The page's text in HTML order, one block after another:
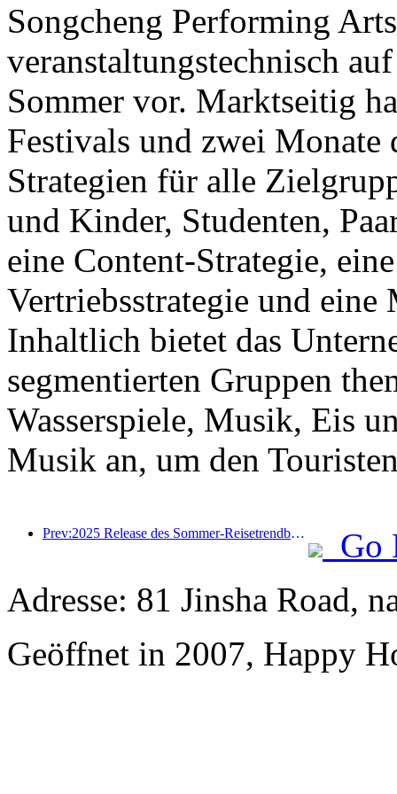
Songcheng Performing
veranstaltungstechnisch
Sommer vor. Marktseitig
Festivals und zwei Monate
Strategien für alle
und Kinder, Studenten,
eine Content-Strategie,
Vertriebsstrategie und eine
Inhaltlich bietet das
segmentierten Gruppen
Wasserspiele, Musik, Eis
Musik an, um den
Prev:2025 Release des Sommer-Reisetrendberichts: Die Kundenbasis der Eltern-Kind-Kundendise machen mehr als 60% aus
Go
Adresse: 81 Jinsha Road,
Geöffnet in 2007, Happy